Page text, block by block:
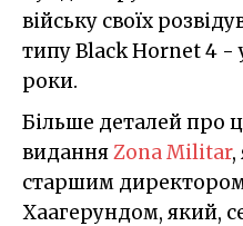
війську своїх
типу Black Hornet 4 -
роки.
Більше деталей про
виданняZona Militar,
старшим
Хаагерундом, який,